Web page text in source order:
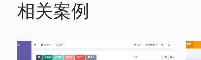
相关案例